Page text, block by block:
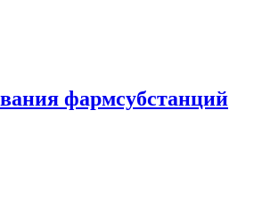
фармсубстанций